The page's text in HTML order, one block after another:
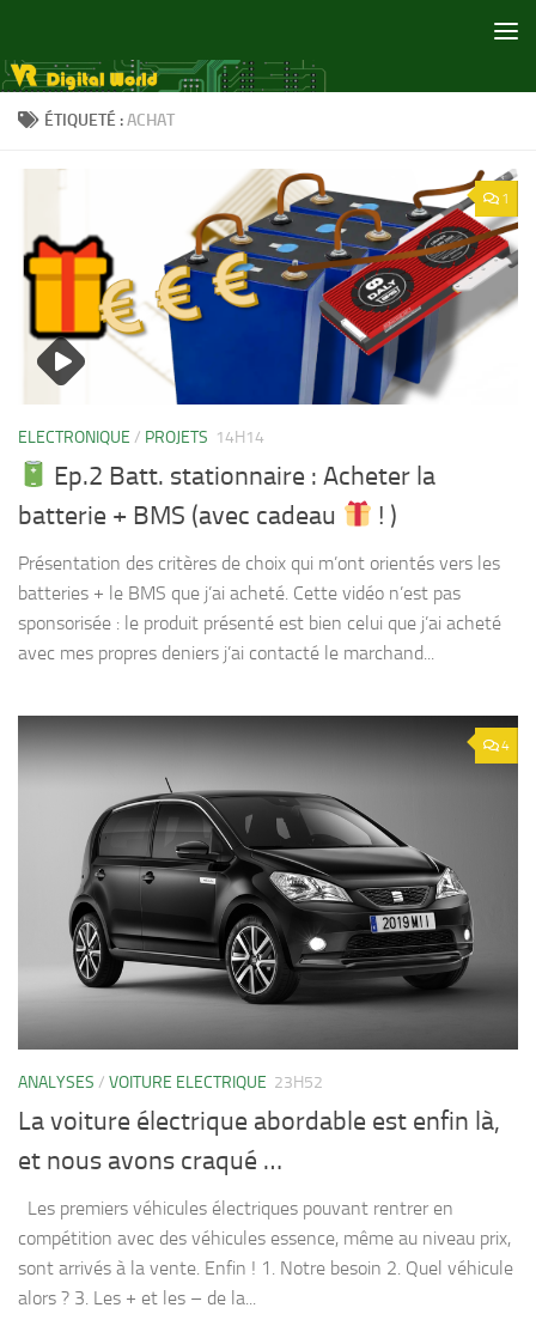
ÉTIQUETÉ :ACHAT
1
ELECTRONIQUE / PROJETS 14H14
Ep.2 Batt. stationnaire : Acheter la
batterie + BMS (avec cadeau
! )
Présentation des critères de choix qui m’ont orientés vers les
batteries + le BMS que j’ai acheté. Cette vidéo n’est pas
sponsorisée : le produit présenté est bien celui que j’ai acheté
avec mes propres deniers j’ai contacté le marchand...
4
ANALYSES / VOITURE ELECTRIQUE 23H52
La voiture électrique abordable est enfin là,
et nous avons craqué …
Les premiers véhicules électriques pouvant rentrer en
compétition avec des véhicules essence, même au niveau prix,
sont arrivés à la vente. Enfin ! 1. Notre besoin 2. Quel véhicule
alors ? 3. Les + et les – de la...